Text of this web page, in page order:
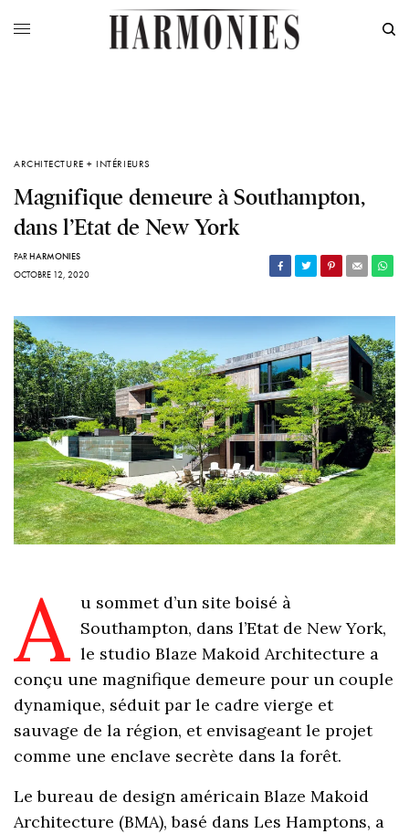
ARCHITECTURE + INTÉRIEURS
Magnifique demeure à Southampton,
dans l’Etat de New York
PARHARMONIES
OCTOBRE 12, 2020
A u sommet d’un site boisé à
Southampton, dans l’Etat de New York,
le studio Blaze Makoid Architecture a
conçu une magnifique demeure pour un couple
dynamique, séduit par le cadre vierge et
sauvage de la région, et envisageant le projet
comme une enclave secrète dans la forêt.
Le bureau de design américain Blaze Makoid
Architecture (BMA), basé dans Les Hamptons, a